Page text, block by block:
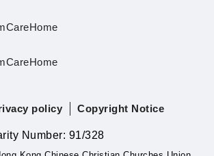
policy Copyright Notice
Number: 91/328